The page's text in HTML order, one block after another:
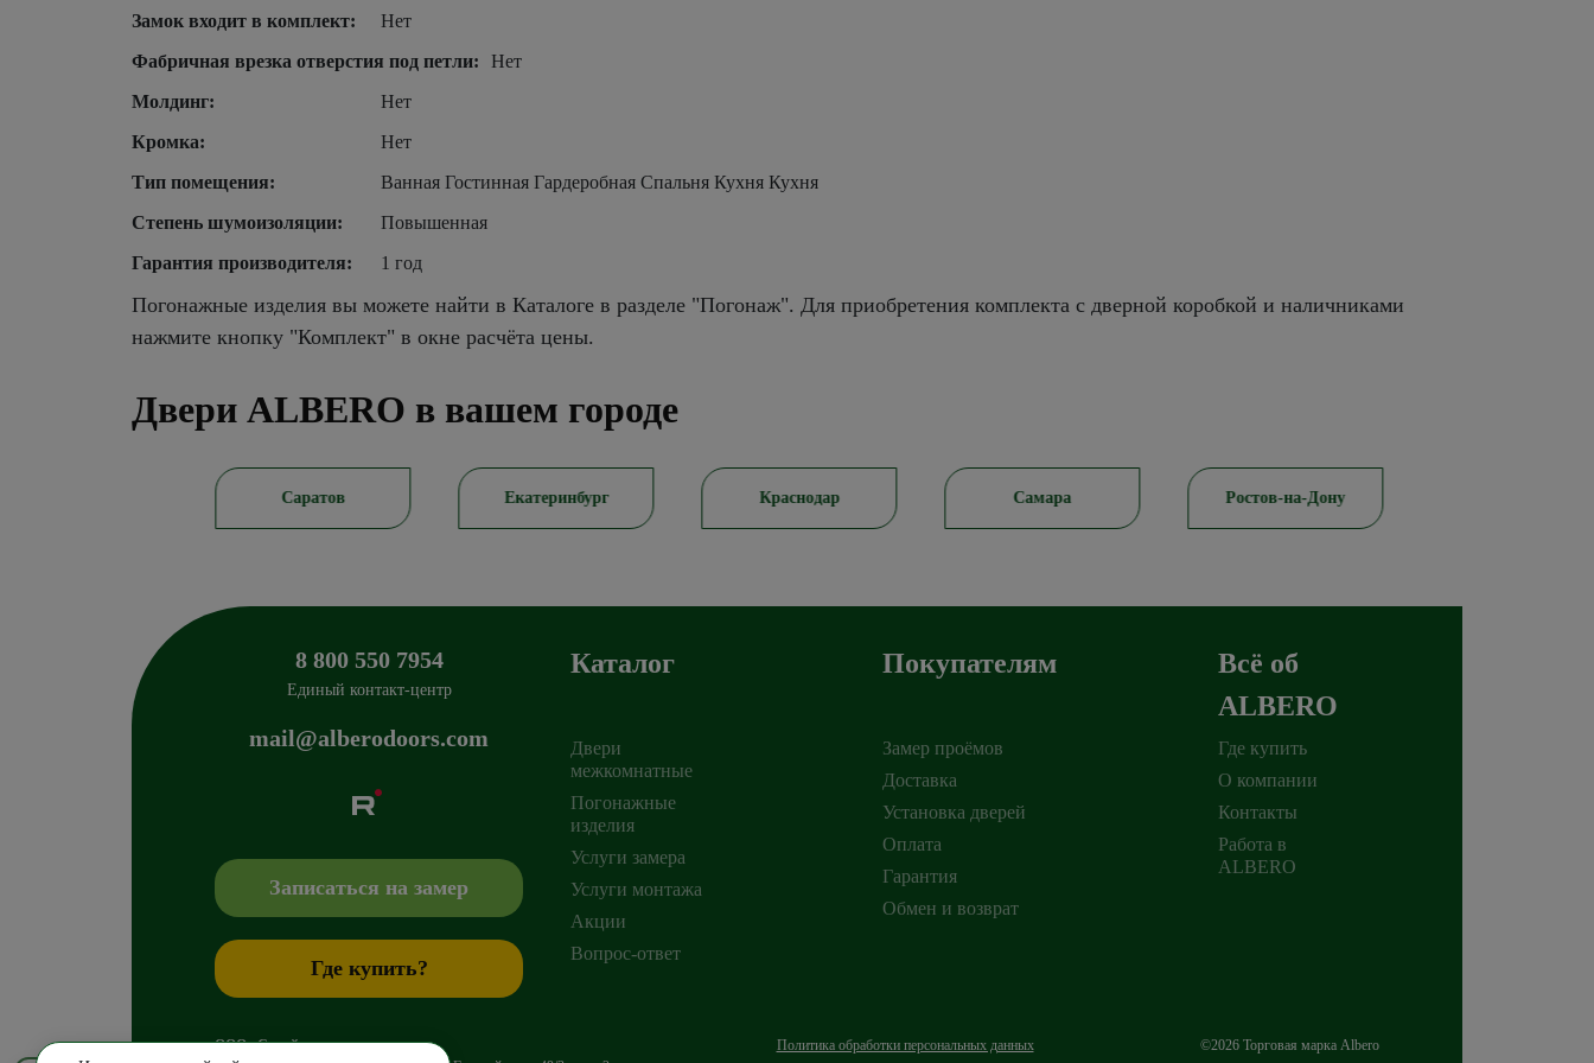
Замок входит в комплект:
Нет
Фабричная врезка отверстия под петли:
Нет
Молдинг:
Нет
Кромка:
Нет
Тип помещения:
Ванная Гостинная Гардеробная Спальня Кухня Кухня
Степень шумоизоляции:
Повышенная
Гарантия производителя:
1 год
Погонажные изделия вы можете найти в Каталоге в разделе "Погонаж". Для приобретения комплекта с дверной коробкой и наличниками
нажмите кнопку "Комплект" в окне расчёта цены.
Двери ALBERO в вашем городе
Саратов Екатеринбург Краснодар Самара Ростов-на-Дону
8 800 550 7954
Единый контакт-центр
mail@alberodoors.com
+7 800 765 43 42,mail@alberodoors.com
Записаться на замер
Где купить?
Каталог
Двери
межкомнатные
Погонажные
изделия
Услуги замера
Услуги монтажа
Акции
Вопрос-ответ
Покупателям
Замер проёмов
Доставка
Установка дверей
Оплата
Гарантия
Обмен и возврат
Всё об
ALBERO
Где купить
О компании
Контакты
Работа в
ALBERO
ООО «Стройгранд»
Политика обработки персональных данных ©2026 Торговая марка Albero